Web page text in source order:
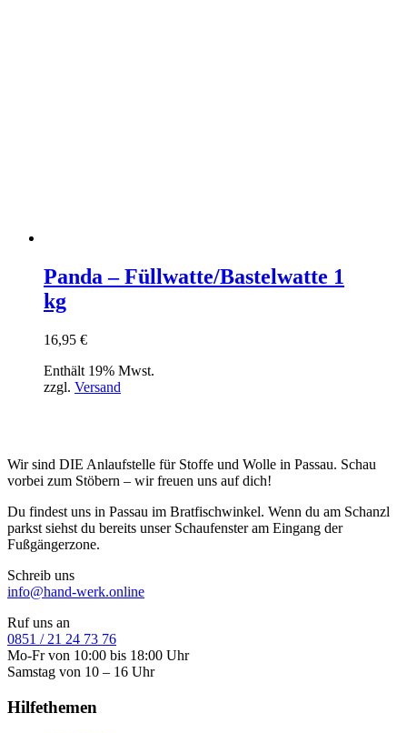
Panda – Füllwatte/Bastelwatte 1
kg
16,95 €
Enthält 19% Mwst.
zzgl. Versand
Wir sind DIE Anlaufstelle für Stoffe und Wolle in Passau. Schau
vorbei zum Stöbern – wir freuen uns auf dich!
Du findest uns in Passau im Bratfischwinkel. Wenn du am Schanzl
parkst siehst du bereits unser Schaufenster am Eingang der
Fußgängerzone.
Schreib uns
info@hand-werk.online
Ruf uns an
0851 / 21 24 73 76
Mo-Fr von 10:00 bis 18:00 Uhr
Samstag von 10 – 16 Uhr
Hilfethemen